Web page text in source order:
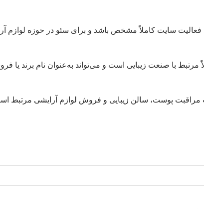
سایت کاملاً مشخص باشد و برای سئو در حوزه لوازم
با صنعت زیبایی است و می‌تواند به‌عنوان نام برند یا
مراقبت پوست، سالن زیبایی و فروش لوازم آرایشی مرتبط